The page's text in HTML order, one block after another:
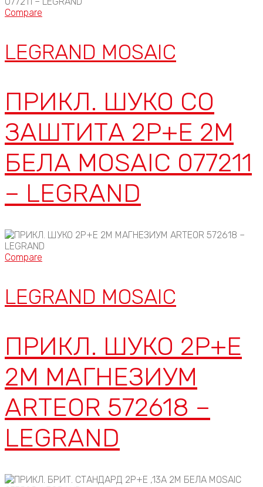
Compare
LEGRAND MOSAIC
ПРИКЛ. ШУКО СО
ЗАШТИТА 2P+E 2М
БЕЛА MOSAIC 077211
– LEGRAND
Compare
LEGRAND MOSAIC
ПРИКЛ. ШУКО 2P+E
2М МАГНЕЗИУМ
ARTEOR 572618 –
LEGRAND